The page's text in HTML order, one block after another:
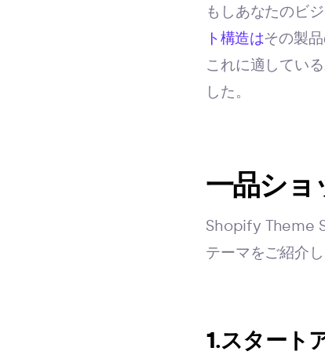
もしあなたのビ
ト構造はその製
これに適してい
した。
一品シ
Shopify Theme
テーマをご紹介し
1.スタート